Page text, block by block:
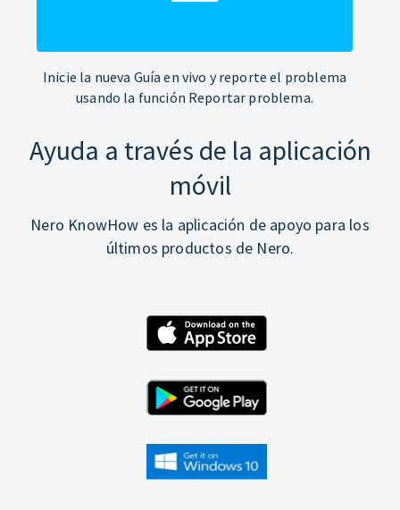
Inicie la nueva Guía en vivo y reporte el problema
usando la función Reportar problema.
Ayuda a través de la aplicación
móvil
Nero KnowHow es la aplicación de apoyo para los
últimos productos de Nero.